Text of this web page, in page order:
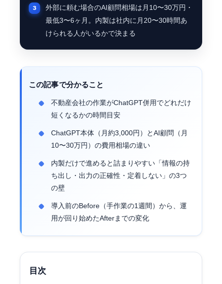
外部に頼む場合のAI顧問相場は月10〜30万円・
最低3〜6ヶ月。内製は社内に月20〜30時間あ
けられる人がいるかで決まる
この記事で分かること
不動産会社の作業がChatGPT併用でどれだけ
短くなるかの時間目安
ChatGPT本体（月約3,000円）とAI顧問（月
10〜30万円）の費用相場の違い
内製だけで進めると詰まりやすい「情報の持
ち出し・出力の正確性・定着しない」の3つ
の壁
導入前のBefore（手作業の1週間）から、運
用が回り始めたAfterまでの変化
目次